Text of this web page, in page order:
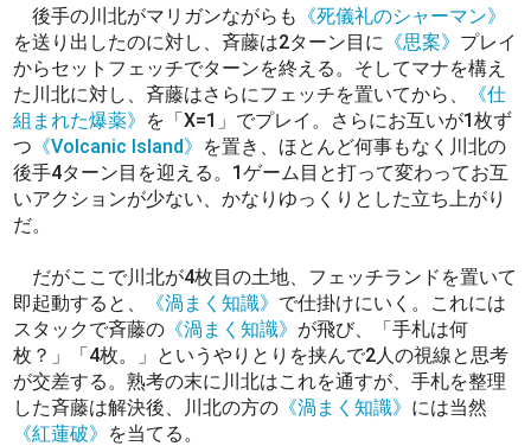
後手の川北がマリガンながらも 《死儀礼のシャーマン》
を送り出したのに対し、斉藤は2ターン目に 《思案》 プレイ
からセットフェッチでターンを終える。そしてマナを構え
た川北に対し、斉藤はさらにフェッチを置いてから、
《仕
組まれた爆薬》 を「X=1」でプレイ。さらにお互いが1枚ず
つ 《Volcanic Island》 を置き、ほとんど何事もなく川北の
後手4ターン目を迎える。1ゲーム目と打って変わってお互
いアクションが少ない、かなりゆっくりとした立ち上がり
だ。
だがここで川北が4枚目の土地、フェッチランドを置いて
即起動すると、
《渦まく知識》 で仕掛けにいく。これには
スタックで斉藤の 《渦まく知識》 が飛び、「手札は何
枚？」「4枚。」というやりとりを挟んで2人の視線と思考
が交差する。熟考の末に川北はこれを通すが、手札を整理
した斉藤は解決後、川北の方の 《渦まく知識》 には当然
《紅蓮破》 を当てる。